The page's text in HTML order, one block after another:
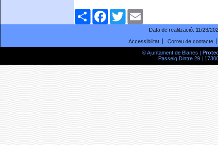
ComparteixFacebookTwitter
Data de realització: 11/23/
Accessibilitat
Correu de contacte
© Ajuntament de Blanes |
Passeig Dintre 29 |